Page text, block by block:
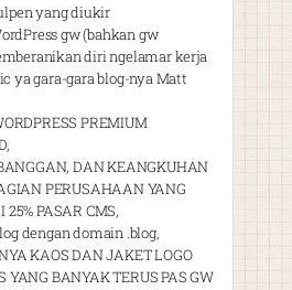
yang diukir
gw (bahkan gw
diri ngelamar kerja
ya gara-gara blog-nya Matt
PREMIUM
DAN KEANGKUHAN
PERUSAHAAN YANG
PASAR CMS,
dengan domain .blog,
KAOS DAN JAKET LOGO
YANG BANYAK TERUS PAS GW